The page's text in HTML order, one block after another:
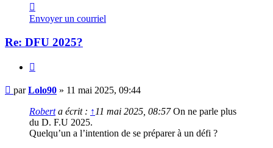
Lolo90
Envoyer un courriel
Re: DFU 2025?
Message
parLolo90 » 11 mai 2025, 09:44
Roberta écrit : ↑11 mai 2025, 08:57On ne parle plus
du D. F.U 2025.
Quelqu’un a l’intention de se préparer à un défi ?